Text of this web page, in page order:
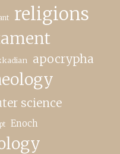
religions
apocrypha
science
Enoch